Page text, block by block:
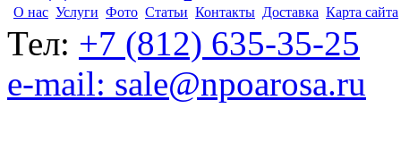
О нас Услуги Фото Статьи Контакты Доставка Карта сайта
Тел: +7 (812) 635-35-25
e-mail: sale@npoarosa.ru